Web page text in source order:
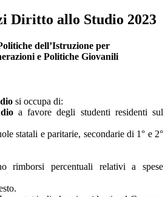
Diritto allo Studio 2023
dell’Istruzione per
e Politiche Giovanili
si occupa di:
a favore degli studenti residenti sul
statali e paritarie, secondarie di 1° e 2°
rimborsi percentuali relativi a spese